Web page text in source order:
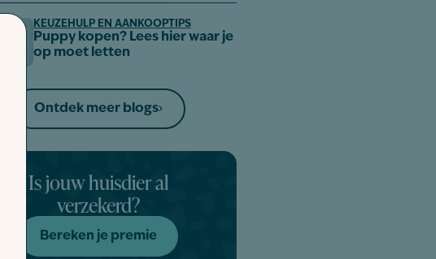
KEUZEHULP EN AANKOOPTIPS
Puppy kopen? Lees hier waar je
op moet letten
Ontdek meer blogs
Is jouw huisdier al
verzekerd?
Bereken je premie